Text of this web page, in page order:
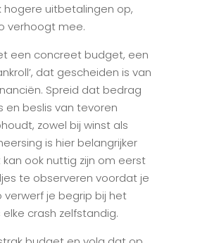
hogere uitbetalingen op,
verhoogt mee.
een concreet budget, een
dat gescheiden is van
Spreid dat bedrag
en beslis van tevoren
zowel bij winst als
is hier belangrijker
kan ook nuttig zijn om eerst
te observeren voordat je
verwerf je begrip bij het
elke crash zelfstandig.